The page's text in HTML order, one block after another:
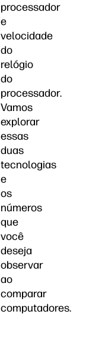
processador
e
velocidade
do
relógio
do
processador.
Vamos
explorar
essas
duas
tecnologias
e
os
números
que
você
deseja
observar
ao
comparar
computadores.